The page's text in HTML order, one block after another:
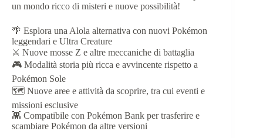
un mondo ricco di misteri e nuove possibilità!
🌴 Esplora una Alola alternativa con nuovi Pokémon
leggendari e Ultra Creature
⚔️ Nuove mosse Z e altre meccaniche di battaglia
🎮 Modalità storia più ricca e avvincente rispetto a
Pokémon Sole
🗺️ Nuove aree e attività da scoprire, tra cui eventi e
missioni esclusive
👾 Compatibile con Pokémon Bank per trasferire e
scambiare Pokémon da altre versioni